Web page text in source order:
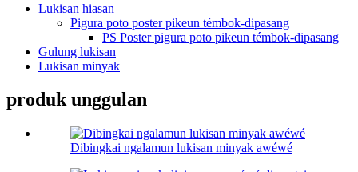
Lukisan hiasan
Pigura poto poster pikeun témbok-dipasang
PS Poster pigura poto pikeun témbok-dipasang
Gulung lukisan
Lukisan minyak
produk unggulan
Dibingkai ngalamun lukisan minyak awéwé